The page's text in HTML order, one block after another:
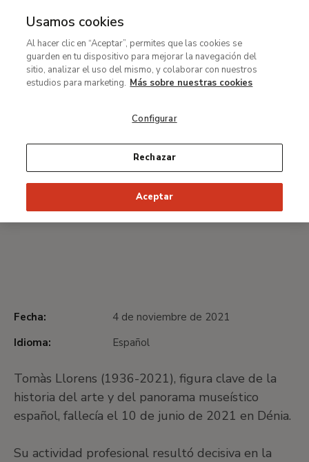
MENÚ
contenido
principal
Ruta
de
#Thyssenmultimedia
Homenaje a Tomàs Llorens
Fecha:
4 de noviembre de 2021
Idioma:
Español
Tomàs Llorens (1936-2021), figura clave de la
historia del arte y del panorama museístico
español, fallecía el 10 de junio de 2021 en Dénia.
Su actividad profesional resultó decisiva en la
Usamos cookies
Al hacer clic en “Aceptar”, permites que las cookies se
guarden en tu dispositivo para mejorar la navegación del
sitio, analizar el uso del mismo, y colaborar con nuestros
estudios para marketing. Más sobre nuestras cookies
Configurar
Rechazar
Aceptar